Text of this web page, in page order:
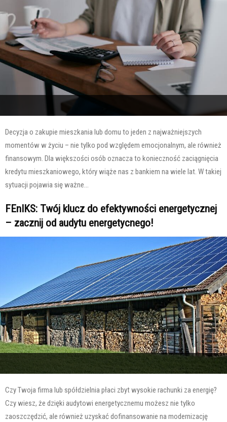
Decyzja o zakupie mieszkania lub domu to jeden z najważniejszych
momentów w życiu – nie tylko pod względem emocjonalnym, ale również
finansowym. Dla większości osób oznacza to konieczność zaciągnięcia
kredytu mieszkaniowego, który wiąże nas z bankiem na wiele lat. W takiej
sytuacji pojawia się ważne...
FEnIKS: Twój klucz do efektywności energetycznej
– zacznij od audytu energetycnego!
Czy Twoja firma lub spółdzielnia płaci zbyt wysokie rachunki za energię?
Czy wiesz, że dzięki audytowi energetycznemu możesz nie tylko
zaoszczędzić, ale również uzyskać dofinansowanie na modernizację